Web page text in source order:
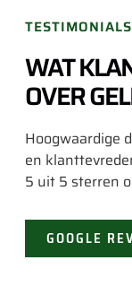
TESTIMONIALS
WAT
OVER
Hoogwaardige
en
5 uit 5 sterren
GOOGLE